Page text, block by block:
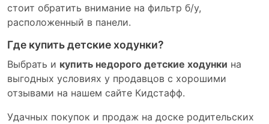
стоит обратить внимание на фильтр б/у,
расположенный в панели.
Где купить детские ходунки?
Выбрать и купить недорого детские ходунки на
выгодных условиях у продавцов с хорошими
отзывами на нашем сайте Кидстафф.
Удачных покупок и продаж на доске родительских